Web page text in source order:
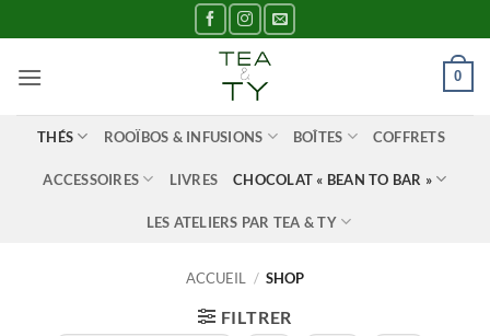
au
contenu
0
THÉS ROOÏBOS & INFUSIONS BOÎTES COFFRETS
ACCESSOIRES LIVRES CHOCOLAT « BEAN TO BAR »
LES ATELIERS PAR TEA & TY
ACCUEIL / SHOP
FILTRER